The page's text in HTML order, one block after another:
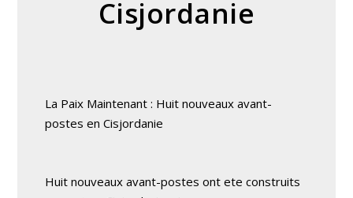
Cisjordanie
La Paix Maintenant : Huit nouveaux avant-
postes en Cisjordanie
Huit nouveaux avant-postes ont ete construits